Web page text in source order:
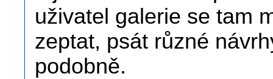
uživatel galerie se tam
zeptat, psát různé
podobně.